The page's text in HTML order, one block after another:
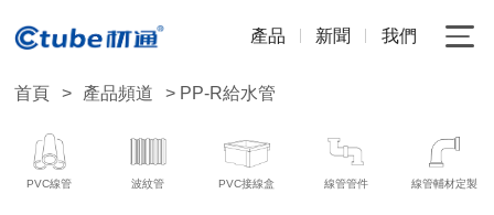
產品 新聞 我們
首頁 > 產品頻道 > PP-R給水管
PVC線管 波紋管 PVC接線盒 線管管件 線管輔材定製